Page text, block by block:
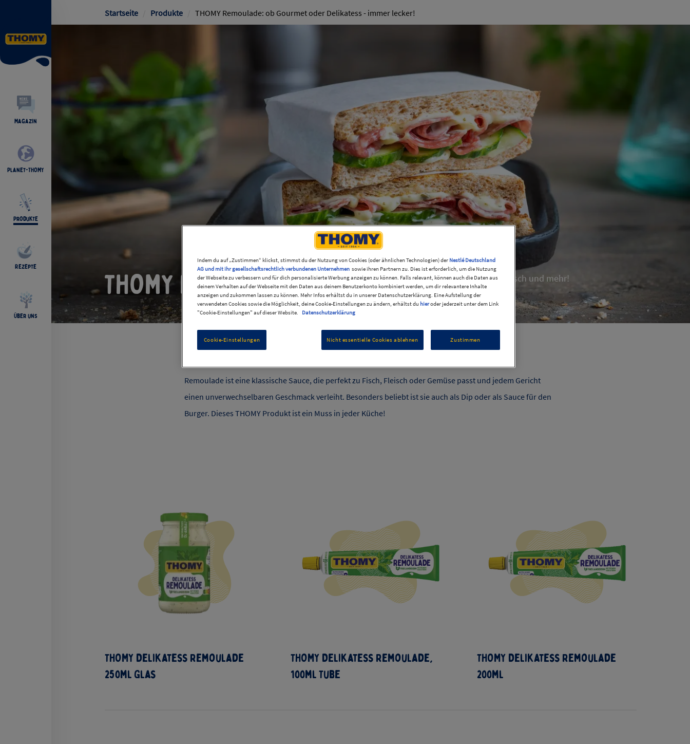
Magazin
Planet-THOMY
Produkte
Rezepte
Über uns
Pfadnavigation
Startseite Produkte THOMY Remoulade: ob Gourmet oder Delikatess - immer lecker!
THOMY Remoulade Die perfekte Ergänzung für Fisch, Fleisch und mehr!
Remoulade ist eine klassische Sauce, die perfekt zu Fisch, Fleisch oder Gemüse passt und jedem Gericht
einen unverwechselbaren Geschmack verleiht. Besonders beliebt ist sie auch als Dip oder als Sauce für den
Burger. Dieses THOMY Produkt ist ein Muss in jeder Küche!
THOMY Delikatess Remoulade
250ml Glas
THOMY Delikatess Remoulade,
100ml Tube
THOMY Delikatess Remoulade
200ml
Indem du auf „Zustimmen“ klickst, stimmst du der Nutzung von Cookies (oder ähnlichen Technologien) der Nestlé Deutschland
AG und mit ihr gesellschaftsrechtlich verbundenen Unternehmen sowie ihren Partnern zu. Dies ist erforderlich, um die Nutzung
der Webseite zu verbessern und für dich personalisierte Werbung anzeigen zu können. Falls relevant, können auch die Daten aus
deinem Verhalten auf der Webseite mit den Daten aus deinem Benutzerkonto kombiniert werden, um dir relevantere Inhalte
anzeigen und zukommen lassen zu können. Mehr Infos erhältst du in unserer Datenschutzerklärung. Eine Aufstellung der
verwendeten Cookies sowie die Möglichkeit, deine Cookie-Einstellungen zu ändern, erhältst du hieroder jederzeit unter dem Link
"Cookie-Einstellungen" auf dieser Website.
Datenschutzerklärung
Cookie-Einstellungen Nicht essentielle Cookies ablehnen Zustimmen